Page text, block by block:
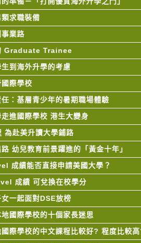
求職裝備
業路
Graduate Trainee
到海外升學的考慮
際學校
：基層青少年的暑期職場體驗
進國際學校 港生大變身
為赴美升讀大學鋪路
幼兒教育前景躍進的「黃金十年」
成績能否直接申請美國大學？
成績 可兌換在校學分
女一起面對DSE放榜
國際學校的十個家長迷思
國際學校的中文課程比較好? 程度比較